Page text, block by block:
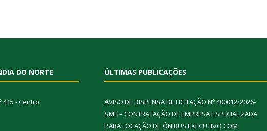
DO NORTE
415 - Centro
ÚLTIMAS PUBLICAÇÕES
AVISO DE DISPENSA DE LICITAÇÃO Nº 400012/2026-
SME – CONTRATAÇÃO DE EMPRESA ESPECIALIZADA
PARA LOCAÇÃO DE ÔNIBUS EXECUTIVO COM